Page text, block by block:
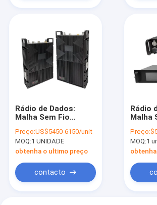
Rádio de Dados:
Malha Sem Fio
Dados - Série
Mochila Potente
Preço:US$5450-6150/unit
MOQ:1 UNIDADE
obtenha o ultimo preço
contacto
Rádio
Malha
Dados
Rack
Preço:
MOQ:1